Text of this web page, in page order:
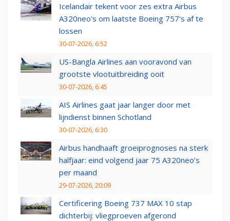
Icelandair tekent voor zes extra Airbus
A320neo's om laatste Boeing 757's af te
lossen
30-07-2026, 6:52
US-Bangla Airlines aan vooravond van
grootste vlootuitbreiding ooit
30-07-2026, 6:45
AIS Airlines gaat jaar langer door met
lijndienst binnen Schotland
30-07-2026, 6:30
Airbus handhaaft groeiprognoses na sterk
halfjaar: eind volgend jaar 75 A320neo’s
per maand
29-07-2026, 20:09
Certificering Boeing 737 MAX 10 stap
dichterbij: vliegproeven afgerond